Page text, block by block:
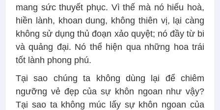
mang sức thuyết phục. Vì thế mà nó hiếu hoà,
hiền lành, khoan dung, không thiên vị, lại càng
không sử dụng thủ đoạn xảo quyệt; nó đầy từ bi
và quảng đại. Nó thể hiện qua những hoa trái
tốt lành phong phú.
Tại sao chúng ta không dùng lại để chiêm
ngưỡng vẻ đẹp của sự khôn ngoan như vậy?
Tại sao ta không múc lấy sự khôn ngoan của